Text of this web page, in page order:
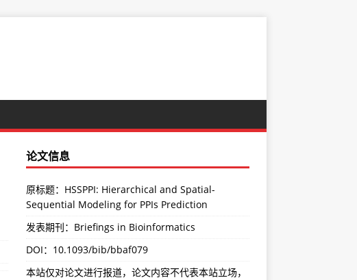
论文信息
原标题：HSSPPI: Hierarchical and Spatial-
Sequential Modeling for PPIs Prediction
发表期刊：Briefings in Bioinformatics
DOI： 10.1093/bib/bbaf079
本站仅对论文进行报道，论文内容不代表本站立场，